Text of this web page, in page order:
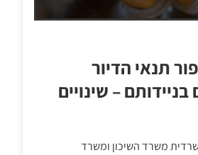
תנאי הדיור
– שינויים
משרד השיכון ומשרד